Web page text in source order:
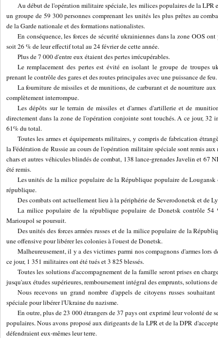
Au début de l'opération militaire spéciale, les milices populaires de la LPR
un groupe de 59 300 personnes comprenant les unités les plus prêtes au
de la Garde nationale et des formations nationalistes.
En conséquence, les forces de sécurité ukrainiennes dans la zone OOS
soit 26 % de leur effectif total au 24 février de cette année.
Plus de 7 000 d'entre eux étaient des pertes irrécupérables.
Le remplacement des pertes est évité en isolant le groupe de troupes
prenant le contrôle des gares et des routes principales avec une puissance de feu.
La fourniture de missiles et de munitions, de carburant et de nourriture aux
complètement interrompue.
Les dépôts sur le terrain de missiles et d'armes d'artillerie et de
directement dans la zone de l'opération conjointe sont touchés. A ce jour, 32
61% du total.
Toutes les armes et équipements militaires, y compris de fabrication
la Fédération de Russie au cours de l'opération militaire spéciale sont remis
chars et autres véhicules blindés de combat, 138 lance-grenades Javelin et 67
été remis.
Les unités de la milice populaire de la République populaire de
république.
Des combats ont actuellement lieu à la périphérie de Severodonetsk et de
La milice populaire de la république populaire de Donetsk contrôle
Marioupol se poursuit.
Des unités des forces armées russes et de la milice populaire de la
une offensive pour libérer les colonies à l'ouest de Donetsk.
Malheureusement, il y a des victimes parmi nos compagnons d'armes lors
ce jour, 1 351 militaires ont été tués et 3 825 blessés.
Toutes les solutions d'accompagnement de la famille seront prises en
jusqu'aux études supérieures, remboursement intégral des emprunts, solutions
Nous recevons un grand nombre d'appels de citoyens russes
spéciale pour libérer l'Ukraine du nazisme.
En outre, plus de 23 000 étrangers de 37 pays ont exprimé leur volonté de
populaires. Nous avons proposé aux dirigeants de la LPR et de la DPR
défendraient eux-mêmes leur terre.